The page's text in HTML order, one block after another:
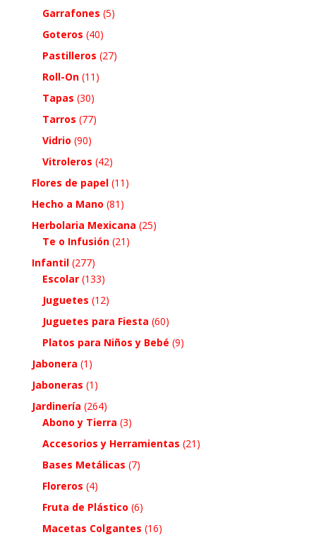
Garrafones (5)
Goteros (40)
Pastilleros (27)
Roll-On (11)
Tapas (30)
Tarros (77)
Vidrio (90)
Vitroleros (42)
Flores de papel (11)
Hecho a Mano (81)
Herbolaria Mexicana (25)
Te o Infusión (21)
Infantil (277)
Escolar (133)
Juguetes (12)
Juguetes para Fiesta (60)
Platos para Niños y Bebé (9)
Jabonera (1)
Jaboneras (1)
Jardinería (264)
Abono y Tierra (3)
Accesorios y Herramientas (21)
Bases Metálicas (7)
Floreros (4)
Fruta de Plástico (6)
Macetas Colgantes (16)